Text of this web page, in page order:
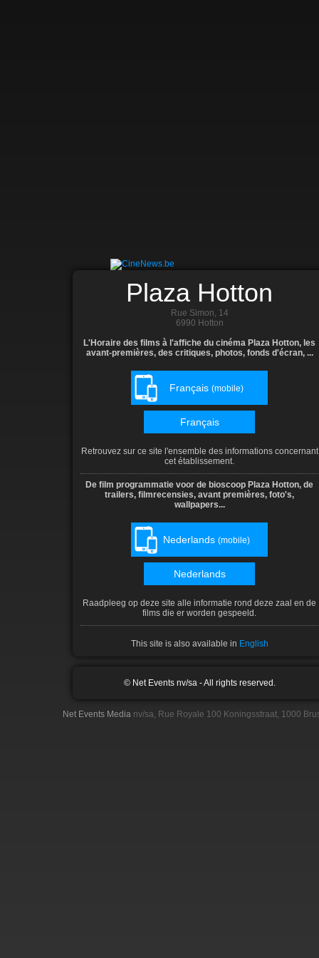
Plaza Hotton
Rue Simon, 14
6990 Hotton
L'Horaire des films à l'affiche du cinéma Plaza Hotton, les
avant-premières, des critiques, photos, fonds d'écran, ...
Français (mobile)
Français
Retrouvez sur ce site l'ensemble des informations concernant
cet établissement.
De film programmatie voor de bioscoop Plaza Hotton, de
trailers, filmrecensies, avant premières, foto's,
wallpapers...
Nederlands (mobile)
Nederlands
Raadpleeg op deze site alle informatie rond deze zaal en de
films die er worden gespeeld.
This site is also available in English
© Net Events nv/sa - All rights reserved.
Net Events Medianv/sa, Rue Royale 100 Koningsstraat, 1000